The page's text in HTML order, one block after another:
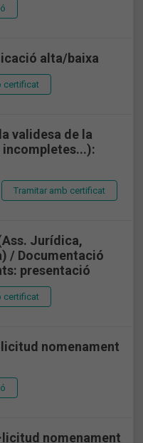
alta/baixa
certificat
validesa de la
Tramitar amb certificat
Jurídica,
/ Documentació
presentació
certificat
nomenament
nomenament